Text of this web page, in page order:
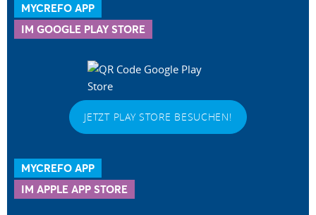
MYCREFO APP
IM GOOGLE PLAY STORE
JETZT PLAY STORE BESUCHEN!
MYCREFO APP
IM APPLE APP STORE